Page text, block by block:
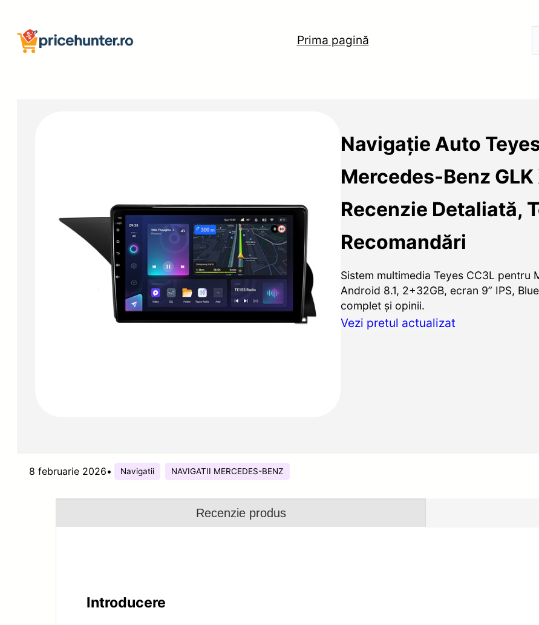
conținut
Prima pagină
Navigație Auto
Mercedes-Benz
Recenzie Detaliată,
Recomandări
Sistem multimedia Teyes CC3L pentru
Android 8.1, 2+32GB, ecran 9” IPS,
complet și opinii.
Vezi pretul actualizat
8 februarie 2026• Navigatii NAVIGATII MERCEDES-BENZ
Recenzie produs
Introducere